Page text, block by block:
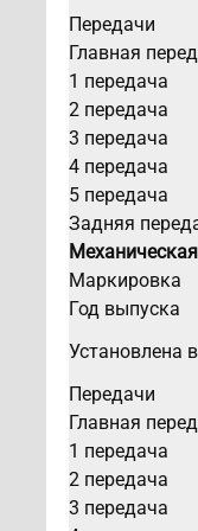
Передачи
Главная
1 передача
2 передача
3 передача
4 передача
5 передача
Задняя
Маркировка
Год выпуска
Установлена
Передачи
Главная
1 передача
2 передача
3 передача